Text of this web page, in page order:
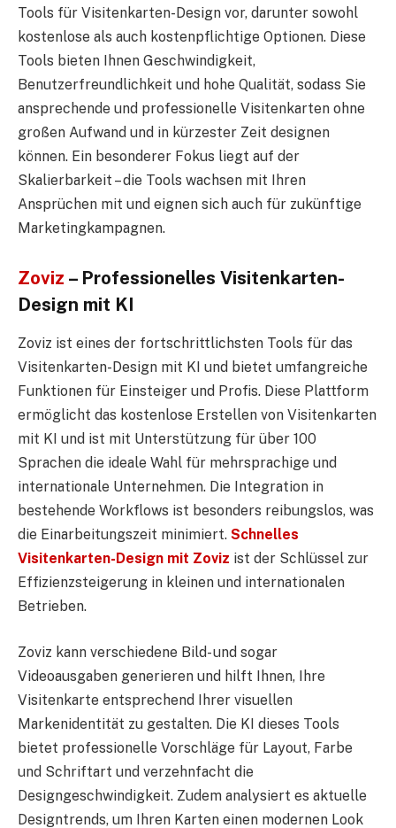
Tools für Visitenkarten-Design vor, darunter sowohl
kostenlose als auch kostenpflichtige Optionen. Diese
Tools bieten Ihnen Geschwindigkeit,
Benutzerfreundlichkeit und hohe Qualität, sodass Sie
ansprechende und professionelle Visitenkarten ohne
großen Aufwand und in kürzester Zeit designen
können. Ein besonderer Fokus liegt auf der
Skalierbarkeit – die Tools wachsen mit Ihren
Ansprüchen mit und eignen sich auch für zukünftige
Marketingkampagnen.
Zoviz – Professionelles Visitenkarten-
Design mit KI
Zoviz ist eines der fortschrittlichsten Tools für das
Visitenkarten-Design mit KI und bietet umfangreiche
Funktionen für Einsteiger und Profis. Diese Plattform
ermöglicht das kostenlose Erstellen von Visitenkarten
mit KI und ist mit Unterstützung für über 100
Sprachen die ideale Wahl für mehrsprachige und
internationale Unternehmen. Die Integration in
bestehende Workflows ist besonders reibungslos, was
die Einarbeitungszeit minimiert. Schnelles
Visitenkarten-Design mit Zoviz ist der Schlüssel zur
Effizienzsteigerung in kleinen und internationalen
Betrieben.
Zoviz kann verschiedene Bild- und sogar
Videoausgaben generieren und hilft Ihnen, Ihre
Visitenkarte entsprechend Ihrer visuellen
Markenidentität zu gestalten. Die KI dieses Tools
bietet professionelle Vorschläge für Layout, Farbe
und Schriftart und verzehnfacht die
Designgeschwindigkeit. Zudem analysiert es aktuelle
Designtrends, um Ihren Karten einen modernen Look